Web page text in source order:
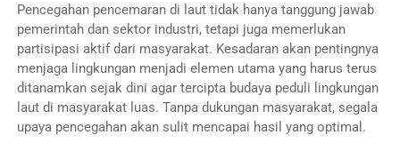
Pencegahan pencemaran di laut tidak hanya tanggung jawab
pemerintah dan sektor industri, tetapi juga memerlukan
partisipasi aktif dari masyarakat. Kesadaran akan pentingnya
menjaga lingkungan menjadi elemen utama yang harus terus
ditanamkan sejak dini agar tercipta budaya peduli lingkungan
laut di masyarakat luas. Tanpa dukungan masyarakat, segala
upaya pencegahan akan sulit mencapai hasil yang optimal.